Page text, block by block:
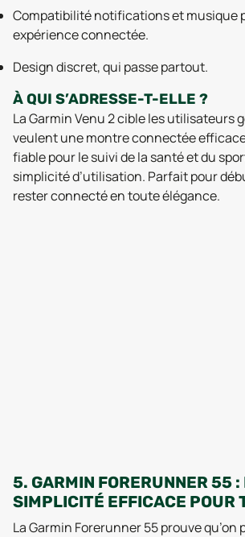
Compatibilité notifications et musique
expérience connectée.
Design discret, qui passe partout.
À QUI S’ADRESSE-T-ELLE ?
La Garmin Venu 2 cible les utilisateurs
veulent une montre connectée
fiable pour le suivi de la santé et du
simplicité d’utilisation. Parfait pour
rester connecté en toute élégance.
5. GARMIN FORERUNNER 55 :
SIMPLICITÉ EFFICACE POUR
La Garmin Forerunner 55 prouve qu’on